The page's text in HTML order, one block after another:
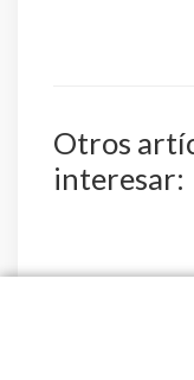
Otros
interesar:
La Diputación
Valladolid